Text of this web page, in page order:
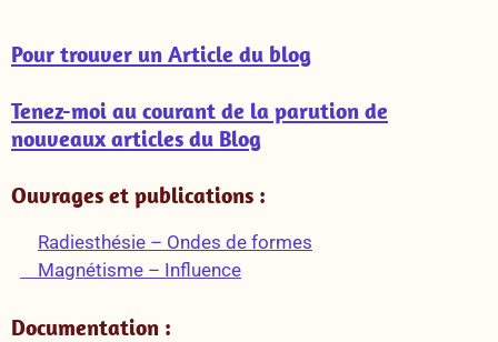
Pour trouver un Article du blog
Tenez-moi au courant de la parution de
nouveaux articles du Blog
Ouvrages et publications :
Radiesthésie – Ondes de formes
Magnétisme – Influence
Documentation :